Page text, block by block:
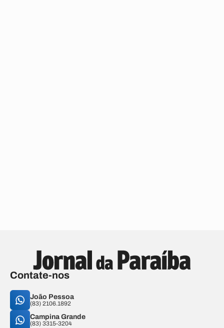
Contate-nos
João Pessoa
(83) 2106.1892
Campina Grande
(83) 3315-3204